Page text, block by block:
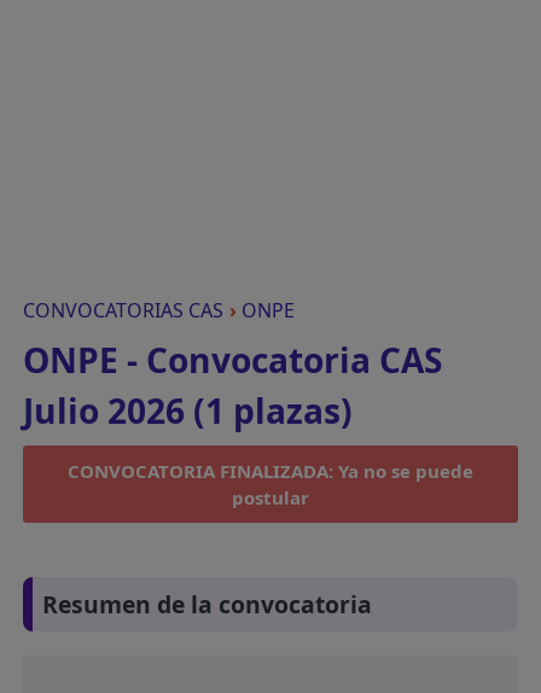
CONVOCATORIAS CAS › ONPE
ONPE - Convocatoria CAS
Julio 2026 (1 plazas)
CONVOCATORIA FINALIZADA: Ya no se puede
postular
Resumen de la convocatoria